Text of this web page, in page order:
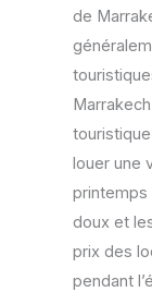
de
louer une
printemps
doux et
prix des
pendant